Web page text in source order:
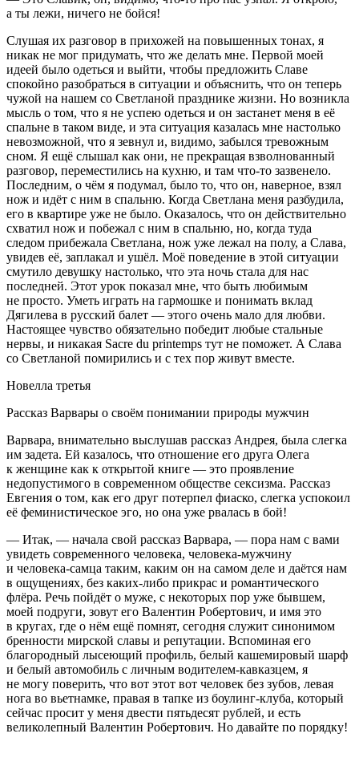
а ты лежи, ничего не бойся!
Слушая их разговор в прихожей на повышенных тонах, я
никак не мог придумать, что же делать мне. Первой моей
идеей было одеться и выйти, чтобы предложить Славе
спокойно разобраться в ситуации и объяснить, что он теперь
чужой на нашем со Светланой празднике жизни. Но возникла
мысль о том, что я не успею одеться и он застанет меня в её
спальне в таком виде, и эта ситуация казалась мне настолько
невозможной, что я зевнул и, видимо, забылся тревожным
сном. Я ещё слышал как они, не прекращая взволнованный
разговор, переместились на кухню, и там что-то зазвенело.
Последним, о чём я подумал, было то, что он, наверное, взял
нож и идёт с ним в спальню. Когда Светлана меня разбудила,
его в квартире уже не было. Оказалось, что он действительно
схватил нож и побежал с ним в спальню, но, когда туда
следом прибежала Светлана, нож уже лежал на полу, а Слава,
увидев её, заплакал и ушёл. Моё поведение в этой ситуации
смутило девушку настолько, что эта ночь стала для нас
последней. Этот урок показал мне, что быть любимым
не просто. Уметь играть на гармошке и понимать вклад
Дягилева в русский балет — этого очень мало для любви.
Настоящее чувство обязательно победит любые стальные
нервы, и никакая Sacre du printemps тут не поможет. А Слава
со Светланой помирились и с тех пор живут вместе.
Новелла третья
Рассказ Варвары о своём понимании природы мужчин
Варвара, внимательно выслушав рассказ Андрея, была слегка
им задета. Ей казалось, что отношение его друга Олега
к женщине как к открытой книге — это проявление
недопустимого в современном обществе сексизма. Рассказ
Евгения о том, как его друг потерпел фиаско, слегка успокоил
её феминистическое эго, но она уже рвалась в бой!
— Итак, — начала свой рассказ Варвара, — пора нам с вами
увидеть современного человека, человека-мужчину
и человека-самца таким, каким он на самом деле и даётся нам
в ощущениях, без каких-либо прикрас и романтического
флёра. Речь пойдёт о муже, с некоторых пор уже бывшем,
моей подруги, зовут его Валентин Робертович, и имя это
в кругах, где о нём ещё помнят, сегодня служит синонимом
бренности мирской славы и репутации. Вспоминая его
благородный лысеющий профиль, белый кашемировый шарф
и белый автомобиль с личным водителем-кавказцем, я
не могу поверить, что вот этот вот человек без зубов, левая
нога во вьетнамке, правая в тапке из боулинг-клуба, который
сейчас просит у меня двести пятьдесят рублей, и есть
великолепный Валентин Робертович. Но давайте по порядку!